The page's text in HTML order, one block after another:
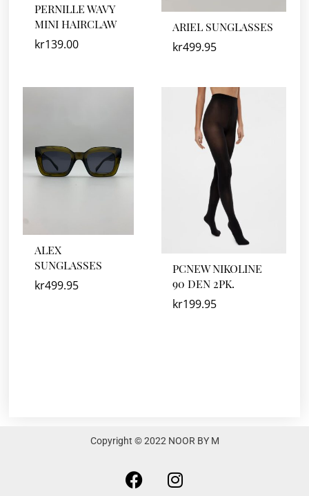
PERNILLE WAVY
MINI HAIRCLAW
kr139.00
ARIEL SUNGLASSES
kr499.95
ALEX
SUNGLASSES
kr499.95
PCNEW NIKOLINE
90 DEN 2PK.
kr199.95
Copyright © 2022 NOOR BY M
F
a
I
n